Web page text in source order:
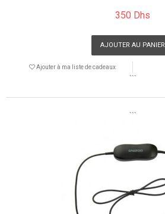
350 Dhs
AJOUTER AU PANIER
Ajouter à ma liste de cadeaux
```
```